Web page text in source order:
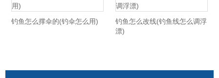
钓鱼怎么撑伞的(钓伞怎么用)
钓鱼怎么改线(钓鱼线怎么调浮
漂)